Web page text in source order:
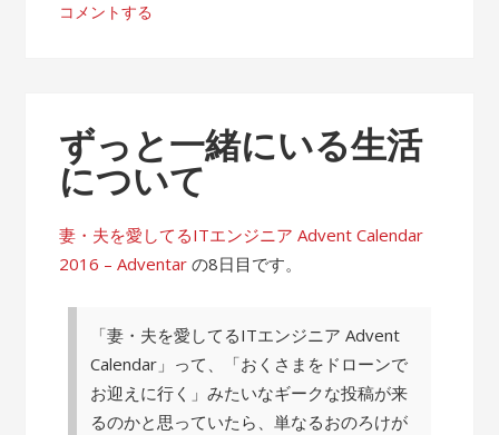
コメントする
ずっと一緒にいる生活
について
妻・夫を愛してるITエンジニア Advent Calendar
2016 – Adventar の8日目です。
「妻・夫を愛してるITエンジニア Advent
Calendar」って、「おくさまをドローンで
お迎えに行く」みたいなギークな投稿が来
るのかと思っていたら、単なるおのろけが